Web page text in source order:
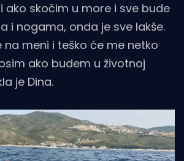
ako skočim u more i sve bude
i nogama, onda je sve lakše.
na meni i teško će me netko
ako budem u životnoj
je Dina.